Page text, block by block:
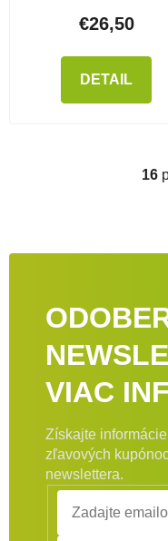
€26,50
DETAIL
16
VIAC
Získajte
zľavových
newslettera.